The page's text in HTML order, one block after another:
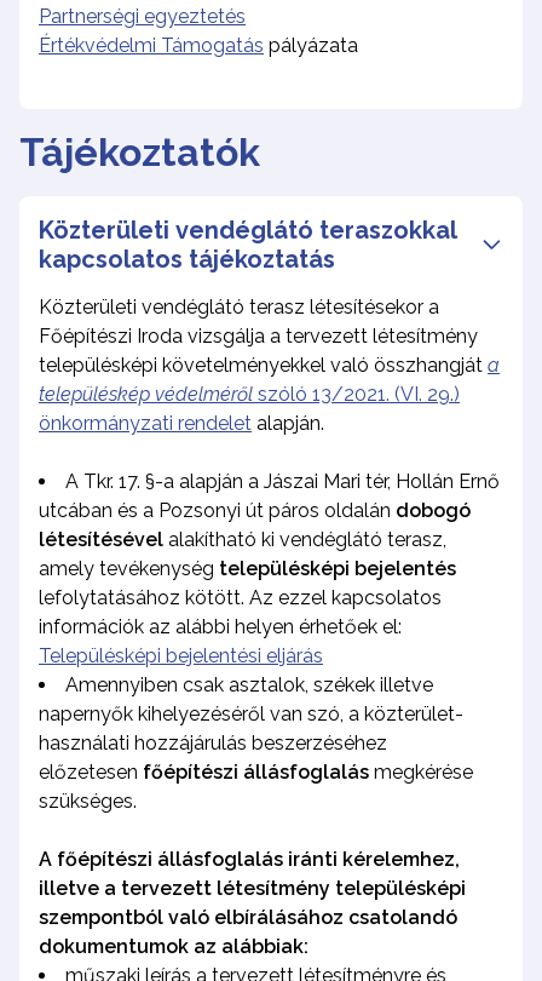
Partnerségi egyeztetés
Értékvédelmi Támogatás pályázata
Tájékoztatók
Közterületi vendéglátó teraszokkal
kapcsolatos tájékoztatás
Közterületi vendéglátó terasz létesítésekor a
Főépítészi Iroda vizsgálja a tervezett létesítmény
településképi követelményekkel való összhangját a
településkép védelméről szóló 13/2021. (VI. 29.)
önkormányzati rendelet alapján.
A Tkr. 17. §-a alapján a Jászai Mari tér, Hollán Ernő
utcában és a Pozsonyi út páros oldalán dobogó
létesítésével alakítható ki vendéglátó terasz,
amely tevékenység településképi bejelentés
lefolytatásához kötött. Az ezzel kapcsolatos
információk az alábbi helyen érhetőek el:
Településképi bejelentési eljárás
Amennyiben csak asztalok, székek illetve
napernyők kihelyezéséről van szó, a közterület-
használati hozzájárulás beszerzéséhez
előzetesen főépítészi állásfoglalás megkérése
szükséges.
A főépítészi állásfoglalás iránti kérelemhez,
illetve a tervezett létesítmény településképi
szempontból való elbírálásához csatolandó
dokumentumok az alábbiak:
műszaki leírás a tervezett létesítményre és